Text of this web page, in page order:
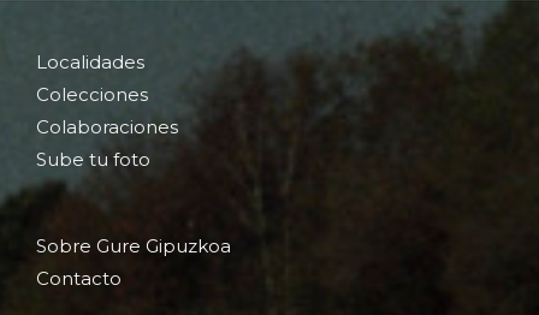
Localidades
Colecciones
Colaboraciones
Sube tu foto
Sobre Gure Gipuzkoa
Contacto